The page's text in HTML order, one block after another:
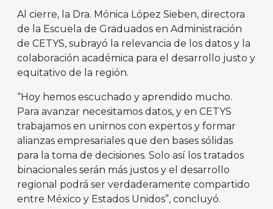
Al cierre, la Dra. Mónica López Sieben, directora
de la Escuela de Graduados en Administración
de CETYS, subrayó la relevancia de los datos y la
colaboración académica para el desarrollo justo y
equitativo de la región.
“Hoy hemos escuchado y aprendido mucho.
Para avanzar necesitamos datos, y en CETYS
trabajamos en unirnos con expertos y formar
alianzas empresariales que den bases sólidas
para la toma de decisiones. Solo así los tratados
binacionales serán más justos y el desarrollo
regional podrá ser verdaderamente compartido
entre México y Estados Unidos”, concluyó.